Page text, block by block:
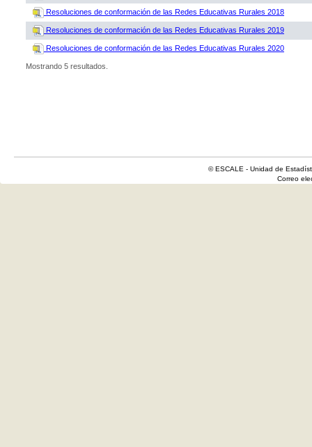
Resoluciones de conformación de las Redes Educativas Rurales 2018
Resoluciones de conformación de las Redes Educativas Rurales 2019
Resoluciones de conformación de las Redes Educativas Rurales 2020
Mostrando 5 resultados.
© ESCALE - Unidad de
Correo